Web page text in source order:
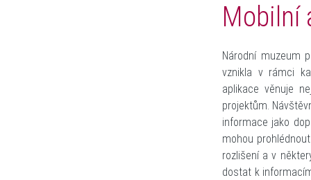
Mobilní
Národní muzeum
vznikla v rámci
aplikace věnuje
projektům.
informace jako
mohou
rozlišení a v
dostat k